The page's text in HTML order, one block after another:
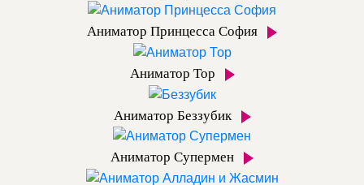
Аниматор Принцесса София
Аниматор Тор
Аниматор Беззубик
Аниматор Супермен